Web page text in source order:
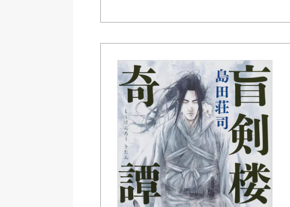
Amazon Kindleストア iBookstore